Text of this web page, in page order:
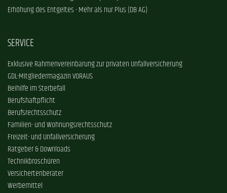
Erhöhung des Entgeltes - Mehr als nur Plus (DB AG)
SERVICE
Exklusive Rahmenvereinbarung zur privaten Unfallversicherung
GDL-Mitgliedermagazin VORAUS
Beihilfe im Sterbefall
Berufshaftpflicht
Berufsrechtsschutz
Familien- und Wohnungsrechtsschutz
Freizeit- und Unfallversicherung
Ratgeber & Downloads
Technikbroschüren
Versichertenberater
Werbemittel